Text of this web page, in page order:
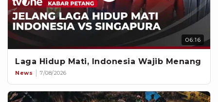
06:16
Laga Hidup Mati, Indonesia Wajib Menang
News 7/08/2026